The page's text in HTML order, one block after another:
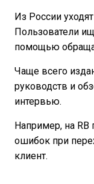
Из России
Пользователи
помощью
Чаще всего
руководств и
интервью.
Например, на RB
ошибок при
клиент.